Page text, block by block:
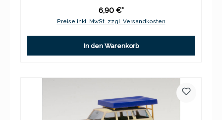
6,90 €*
Preise inkl. MwSt. zzgl. Versandkosten
In den Warenkorb